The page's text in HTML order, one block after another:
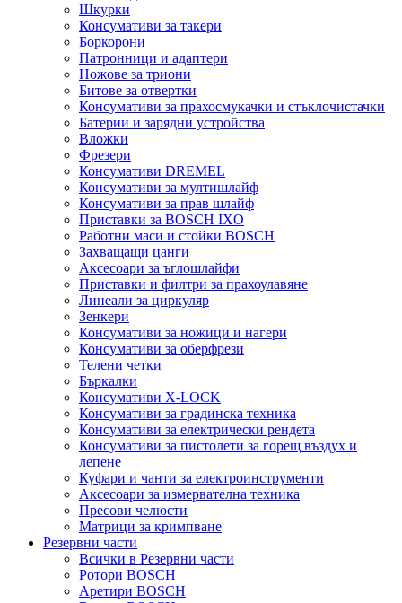
Шкурки
Консумативи за такери
Боркорони
Патронници и адаптери
Ножове за триони
Битове за отвертки
Консумативи за прахосмукачки и стъклочистачки
Батерии и зарядни устройства
Вложки
Фрезери
Консумативи DREMEL
Консумативи за мултишлайф
Консумативи за прав шлайф
Приставки за BOSCH IXO
Работни маси и стойки BOSCH
Захващащи цанги
Аксесоари за ъглошлайфи
Приставки и филтри за прахоулавяне
Линеали за циркуляр
Зенкери
Консумативи за ножици и нагери
Консумативи за оберфрези
Телени четки
Бъркалки
Консумативи X-LOCK
Консумативи за градинска техника
Консумативи за електрически рендета
Консумативи за пистолети за горещ въздух и
лепене
Куфари и чанти за електроинструменти
Аксесоари за измервателна техника
Пресови челюсти
Матрици за кримпване
Резервни части
Всички в Резервни части
Ротори BOSCH
Аретири BOSCH